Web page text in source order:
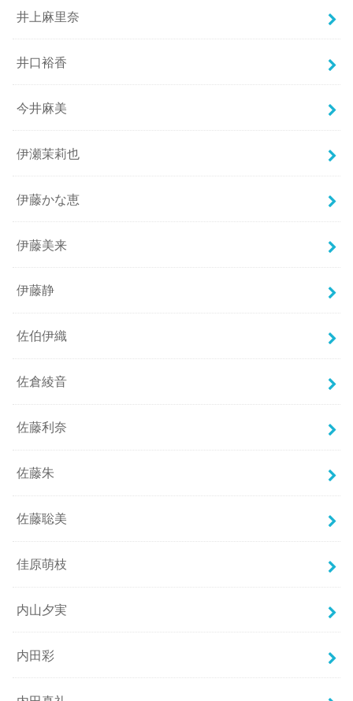
井上麻里奈
井口裕香
今井麻美
伊瀬茉莉也
伊藤かな恵
伊藤美来
伊藤静
佐伯伊織
佐倉綾音
佐藤利奈
佐藤朱
佐藤聡美
佳原萌枝
内山夕実
内田彩